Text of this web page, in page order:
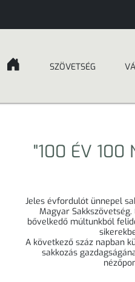
SZÖVETSÉG
"100 ÉV 100
Jeles évfordulót ünnepel
Magyar
bővelkedő múltunkból
A következő száz napban
sakkozás